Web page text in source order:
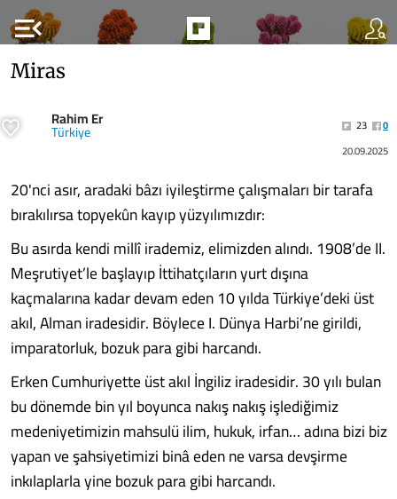
menu_open
Miras
Rahim Er
Türkiye 23
0
20.09.2025
20'nci asır, aradaki bâzı iyileştirme çalışmaları bir tarafa
bırakılırsa topyekûn kayıp yüzyılımızdır:
Bu asırda kendi millî irademiz, elimizden alındı. 1908’de II.
Meşrutiyet’le başlayıp İttihatçıların yurt dışına
kaçmalarına kadar devam eden 10 yılda Türkiye’deki üst
akıl, Alman iradesidir. Böylece I. Dünya Harbi’ne girildi,
imparatorluk, bozuk para gibi harcandı.
Erken Cumhuriyette üst akıl İngiliz iradesidir. 30 yılı bulan
bu dönemde bin yıl boyunca nakış nakış işlediğimiz
medeniyetimizin mahsulü ilim, hukuk, irfan… adına bizi biz
yapan ve şahsiyetimizi binâ eden ne varsa devşirme
inkılaplarla yine bozuk para gibi harcandı.